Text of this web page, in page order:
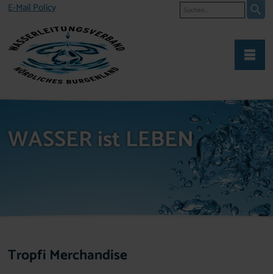
E-Mail Policy Suche
WASSER ist LEBEN
Tropfi Merchandise